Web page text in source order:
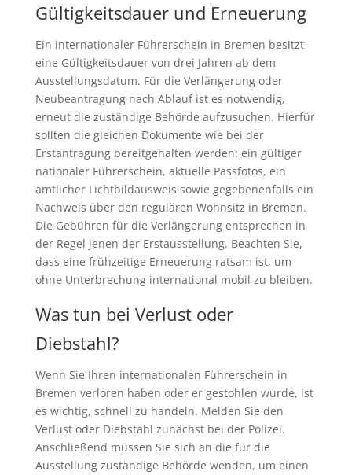
Gültigkeitsdauer und Erneuerung
Ein internationaler Führerschein in Bremen besitzt
eine Gültigkeitsdauer von drei Jahren ab dem
Ausstellungsdatum. Für die Verlängerung oder
Neubeantragung nach Ablauf ist es notwendig,
erneut die zuständige Behörde aufzusuchen. Hierfür
sollten die gleichen Dokumente wie bei der
Erstantragung bereitgehalten werden: ein gültiger
nationaler Führerschein, aktuelle Passfotos, ein
amtlicher Lichtbildausweis sowie gegebenenfalls ein
Nachweis über den regulären Wohnsitz in Bremen.
Die Gebühren für die Verlängerung entsprechen in
der Regel jenen der Erstausstellung. Beachten Sie,
dass eine frühzeitige Erneuerung ratsam ist, um
ohne Unterbrechung international mobil zu bleiben.
Was tun bei Verlust oder
Diebstahl?
Wenn Sie Ihren internationalen Führerschein in
Bremen verloren haben oder er gestohlen wurde, ist
es wichtig, schnell zu handeln. Melden Sie den
Verlust oder Diebstahl zunächst bei der Polizei.
Anschließend müssen Sie sich an die für die
Ausstellung zuständige Behörde wenden, um einen